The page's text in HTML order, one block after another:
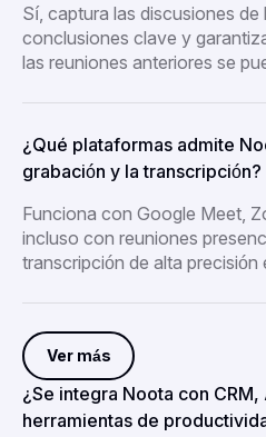
Sí, captura las discusiones
conclusiones clave y
las reuniones anteriores se
¿Qué plataformas admite
grabación y la transcripción?
Funciona con Google Meet,
incluso con reuniones
transcripción de alta precisión
Ver más
¿Se integra Noota con CRM,
herramientas de